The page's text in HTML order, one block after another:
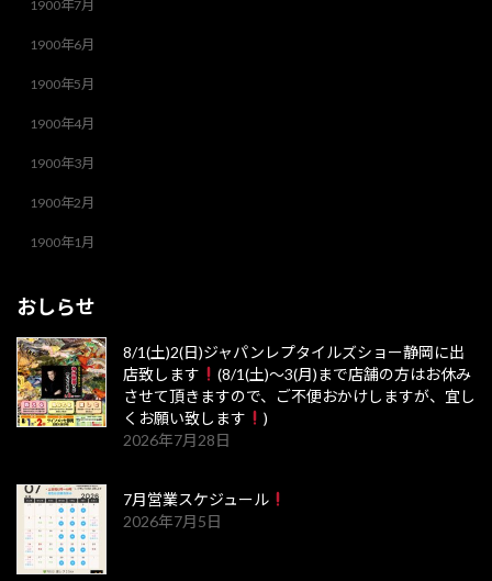
1900年7月
1900年6月
1900年5月
1900年4月
1900年3月
1900年2月
1900年1月
おしらせ
8/1(土)2(日)ジャパンレプタイルズショー静岡に出
店致します
(8/1(土)～3(月)まで店舗の方はお休み
させて頂きますので、ご不便おかけしますが、宜し
くお願い致します
)
2026年7月28日
7月営業スケジュール
2026年7月5日